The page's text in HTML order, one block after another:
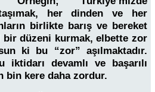
taşımak, her dinden ve her
birlikte barış ve bereket
bir düzeni kurmak, elbette zor
ki bu “zor” aşılmaktadır.
devamlı ve başarılı
bin kere daha zordur.